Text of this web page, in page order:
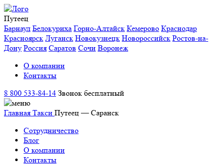
Путеец
Барнаул Белокуриха Горно-Алтайск Кемерово Краснодар
Красноярск Луганск Новокузнецк Новороссийск Ростов-на-
Дону Россия Саратов Сочи Воронеж
О компании
Контакты
8 800 533-84-14 Звонок бесплатный
Главная Такси Путеец — Саранск
Сотрудничество
Блог
О компании
Контакты